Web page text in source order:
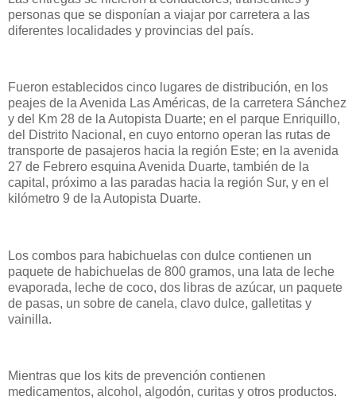
personas que se disponían a viajar por carretera a las
diferentes localidades y provincias del país.
Fueron establecidos cinco lugares de distribución, en los
peajes de la Avenida Las Américas, de la carretera Sánchez
y del Km 28 de la Autopista Duarte; en el parque Enriquillo,
del Distrito Nacional, en cuyo entorno operan las rutas de
transporte de pasajeros hacia la región Este; en la avenida
27 de Febrero esquina Avenida Duarte, también de la
capital, próximo a las paradas hacia la región Sur, y en el
kilómetro 9 de la Autopista Duarte.
Los combos para habichuelas con dulce contienen un
paquete de habichuelas de 800 gramos, una lata de leche
evaporada, leche de coco, dos libras de azúcar, un paquete
de pasas, un sobre de canela, clavo dulce, galletitas y
vainilla.
Mientras que los kits de prevención contienen
medicamentos, alcohol, algodón, curitas y otros productos.